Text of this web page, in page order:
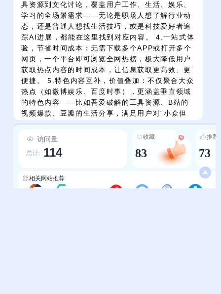
具资源到文化讨论，覆盖用户工作、生活、娱乐、
学习的全场景需求——无论是职场人想了解行业动
态，还是普通人想找生活技巧，或是科技爱好者追
踪AI进展，都能在这里找到对应内容。 4.一站式体
验，节省时间成本：无需下载多个APP或打开多个
网页，一个平台即可浏览全网热榜，极大降低用户
获取热点内容的时间成本，让信息获取更高效、更
便捷。 5.特色内容互补，价值叠加：不仅聚合大众
热点（如微博娱乐、百度时事），更涵盖垂直领域
的特色内容——比如吾爱破解的工具资源、B站的
视频爆款、豆瓣的生活分享，满足用户对“小众但
有用”内容的需求，实现热点内容的“广度+深度”双
重覆盖。
访问量
总计: 114
收藏
83
推荐
73
相关网站推荐